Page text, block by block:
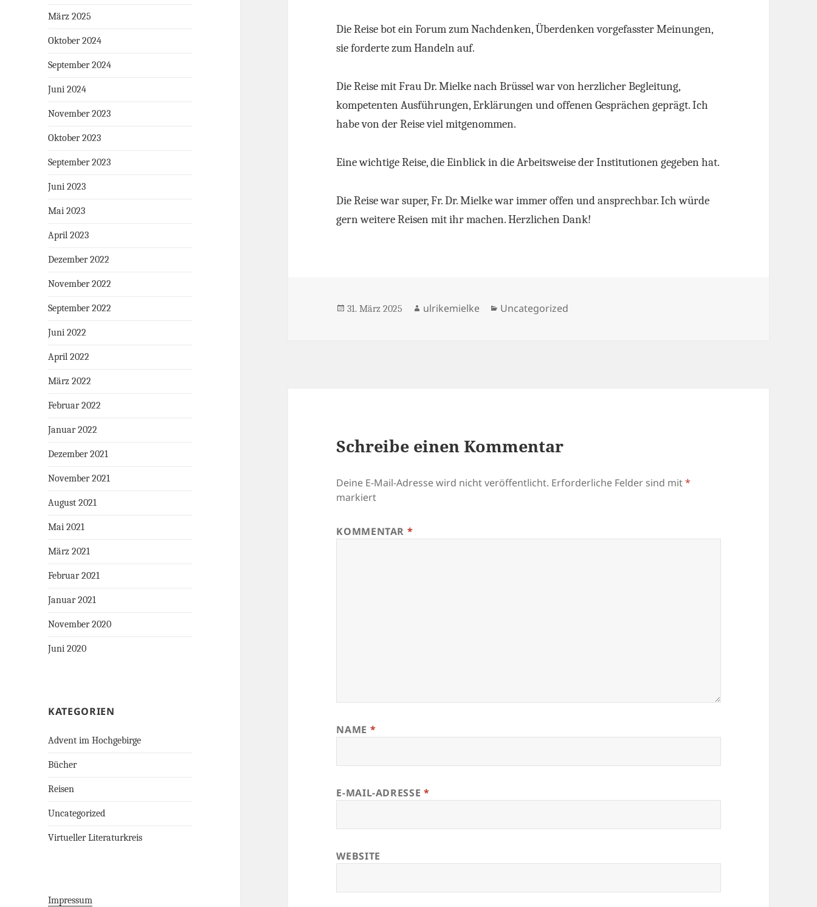
März 2025
Oktober 2024
September 2024
Juni 2024
November 2023
Oktober 2023
September 2023
Juni 2023
Mai 2023
April 2023
Dezember 2022
November 2022
September 2022
Juni 2022
April 2022
März 2022
Februar 2022
Januar 2022
Dezember 2021
November 2021
August 2021
Mai 2021
März 2021
Februar 2021
Januar 2021
November 2020
Juni 2020
KATEGORIEN
Advent im Hochgebirge
Bücher
Reisen
Uncategorized
Virtueller Literaturkreis
Impressum
Die Reise bot ein Forum zum Nachdenken, Überdenken vorgefasster Meinungen,
sie forderte zum Handeln auf.
Die Reise mit Frau Dr. Mielke nach Brüssel war von herzlicher Begleitung,
kompetenten Ausführungen, Erklärungen und offenen Gesprächen geprägt. Ich
habe von der Reise viel mitgenommen.
Eine wichtige Reise, die Einblick in die Arbeitsweise der Institutionen gegeben hat.
Die Reise war super, Fr. Dr. Mielke war immer offen und ansprechbar. Ich würde
gern weitere Reisen mit ihr machen. Herzlichen Dank!
Veröffentlicht
31. März 2025 Autor
ulrikemielke Kategorien
Uncategorized
Schreibe einen Kommentar
Deine E-Mail-Adresse wird nicht veröffentlicht. Erforderliche Felder sind mit*
markiert
KOMMENTAR *
NAME *
E-MAIL-ADRESSE *
WEBSITE